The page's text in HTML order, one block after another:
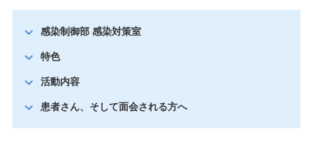
感染制御部 感染対策室
特色
活動内容
患者さん、そして面会される方へ